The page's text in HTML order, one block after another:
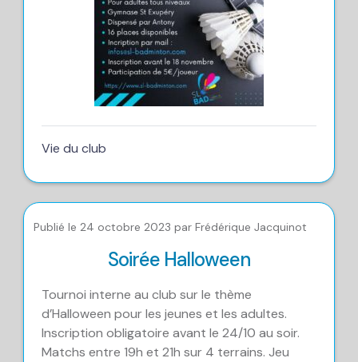
Vie du club
Publié le 24 octobre 2023 par Frédérique Jacquinot
Soirée Halloween
Tournoi interne au club sur le thème
d’Halloween pour les jeunes et les adultes.
Inscription obligatoire avant le 24/10 au soir.
Matchs entre 19h et 21h sur 4 terrains. Jeu